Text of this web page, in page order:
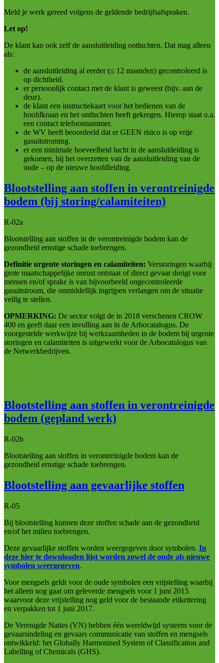
Meld je werk gereed volgens de geldende bedrijfsafspraken.
Let op!
De klant kan ook zelf de aansluitleiding ontluchten. Dat mag alleen
als:
de aansluitleiding al eerder (≤ 12 maanden) gecontroleerd is
op dichtheid.
er persoonlijk contact met de klant is geweest (bijv. aan de
deur).
de klant een instructiekaart voor het bedienen van de
hoofdkraan en het ontluchten heeft gekregen. Hierop staat o.a.
een contact telefoonnummer.
de WV heeft beoordeeld dat er GEEN risico is op vrije
gasuitstroming.
er een minimale hoeveelheid lucht in de aansluitleiding is
gekomen, bij het overzetten van de aansluitleiding van de
oude – op de nieuwe hoofdleiding.
Blootstelling aan stoffen in verontreinigde
bodem (bij storing/calamiteiten)
R-02a
Blootstelling aan stoffen in de verontreinigde bodem kan de
gezondheid ernstige schade toebrengen.
Definitie urgente storingen en calamiteiten: Verstoringen waarbij
grote maatschappelijke onrust ontstaat of direct gevaar dreigt voor
mensen en/of sprake is van bijvoorbeeld ongecontroleerde
gasuitstroom, die onmiddellijk ingrijpen verlangen om de situatie
veilig te stellen.
OPMERKING: De sector volgt de in 2018 verschenen CROW
400 en geeft daar een invulling aan in de Arbocatalogus. De
voorgestelde werkwijze bij werkzaamheden in de bodem bij urgente
storingen en calamiteiten is uitgewerkt voor de Arbocatalogus van
de Netwerkbedrijven.
Blootstelling aan stoffen in verontreinigde
bodem (gepland werk)
R-02b
Blootstelling aan stoffen in verontreinigde bodem kan de
gezondheid ernstige schade toebrengen.
Blootstelling aan gevaarlijke stoffen
R-05
Bij blootstelling kunnen deze stoffen schade aan de gezondheid
en/of het milieu toebrengen.
Deze gevaarlijke stoffen worden weergegeven door symbolen. In
deze hier te downloaden lijst worden zowel de oude als nieuwe
symbolen weergegeven.
Voor mengsels geldt voor de oude symbolen een vrijstelling waarbij
het alleen nog gaat om geleverde mengsels voor 1 juni 2015
waarvoor deze vrijstelling nog geld voor de bestaande etikettering
en verpakken tot 1 juni 2017.
De Verenigde Naties (VN) hebben één wereldwijd systeem voor de
gevaarsindeling en gevaars communicatie van stoffen en mengsels
ontwikkeld: het Globally Harmonised System of Classification and
Labelling of Chemicals (GHS).